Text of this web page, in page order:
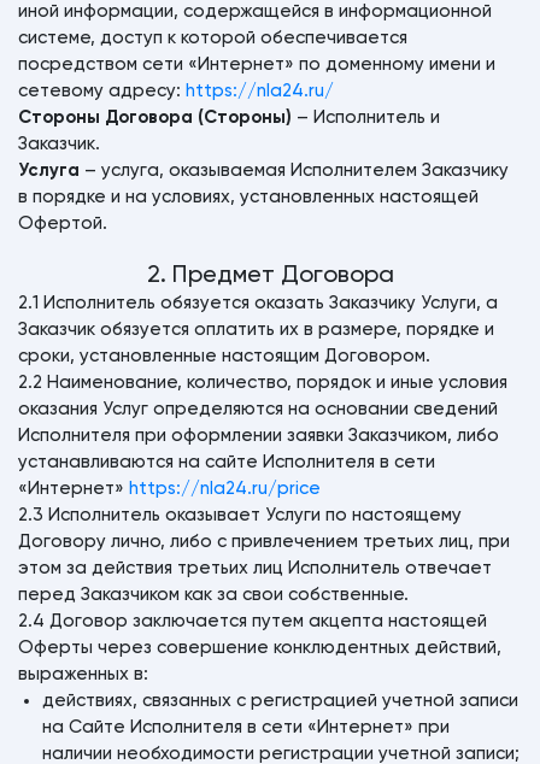
иной информации, содержащейся в информационной
системе, доступ к которой обеспечивается
посредством сети «Интернет» по доменному имени и
сетевому адресу: https://nla24.ru/
Стороны Договора (Стороны) – Исполнитель и
Заказчик.
Услуга – услуга, оказываемая Исполнителем Заказчику
в порядке и на условиях, установленных настоящей
Офертой.
2. Предмет Договора
2.1 Исполнитель обязуется оказать Заказчику Услуги, а
Заказчик обязуется оплатить их в размере, порядке и
сроки, установленные настоящим Договором.
2.2 Наименование, количество, порядок и иные условия
оказания Услуг определяются на основании сведений
Исполнителя при оформлении заявки Заказчиком, либо
устанавливаются на сайте Исполнителя в сети
«Интернет» https://nla24.ru/price
2.3 Исполнитель оказывает Услуги по настоящему
Договору лично, либо с привлечением третьих лиц, при
этом за действия третьих лиц Исполнитель отвечает
перед Заказчиком как за свои собственные.
2.4 Договор заключается путем акцепта настоящей
Оферты через совершение конклюдентных действий,
выраженных в:
действиях, связанных с регистрацией учетной записи
на Сайте Исполнителя в сети «Интернет» при
наличии необходимости регистрации учетной записи;